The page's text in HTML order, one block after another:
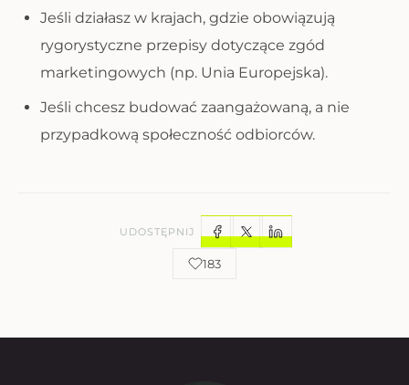
Jeśli działasz w krajach, gdzie obowiązują
rygorystyczne przepisy dotyczące zgód
marketingowych (np. Unia Europejska).
Jeśli chcesz budować zaangażowaną, a nie
przypadkową społeczność odbiorców.
UDOSTĘPNIJ
183